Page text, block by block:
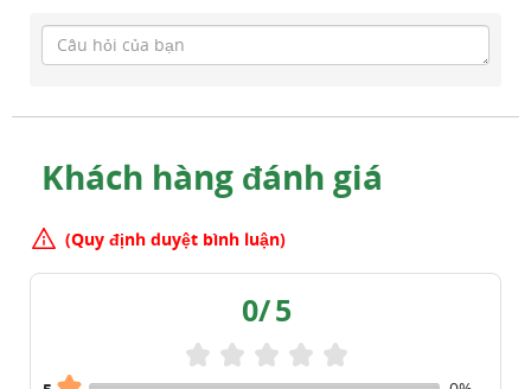
Khách hàng đánh giá
(Quy định duyệt bình luận)
0/5